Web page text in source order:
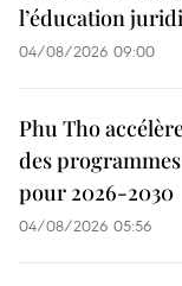
l’éducation
04/08/2026 09:00
Phu Tho
des
pour 2026-2030
04/08/2026 05:56